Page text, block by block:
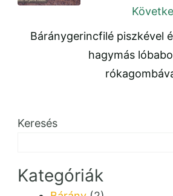
Báránygerincfilé piszkével
hagymás
Keresés
Kategóriák